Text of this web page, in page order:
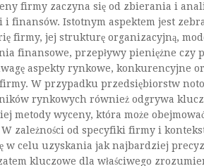
firmy zaczyna się od zbierania i
i finansów. Istotnym aspektem jest
firmy, jej strukturę organizacyjną,
finansowe, przepływy pieniężne czy
aspekty rynkowe, konkurencyjne
W przypadku przedsiębiorstw
rynkowych również odgrywa
metody wyceny, która może
W zależności od specyfiki firmy i
w celu uzyskania jak najbardziej
kluczowe dla właściwego